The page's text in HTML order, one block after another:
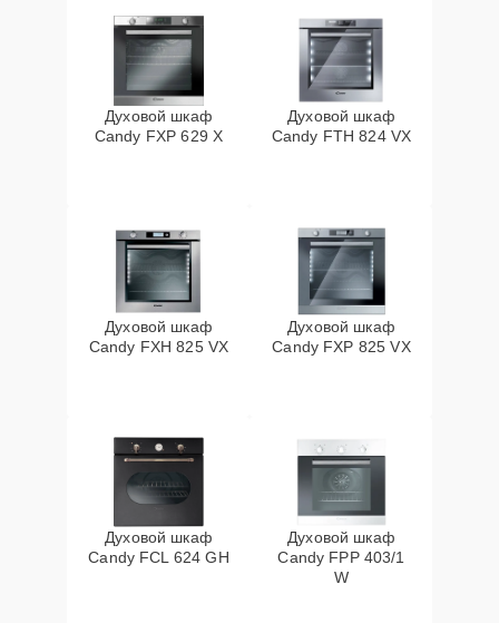
Духовой шкаф
Candy FXP 629 X
Духовой шкаф
Candy FTH 824 VX
Духовой шкаф
Candy FXH 825 VX
Духовой шкаф
Candy FXP 825 VX
Духовой шкаф
Candy FCL 624 GH
Духовой шкаф
Candy FPP 403/1
W